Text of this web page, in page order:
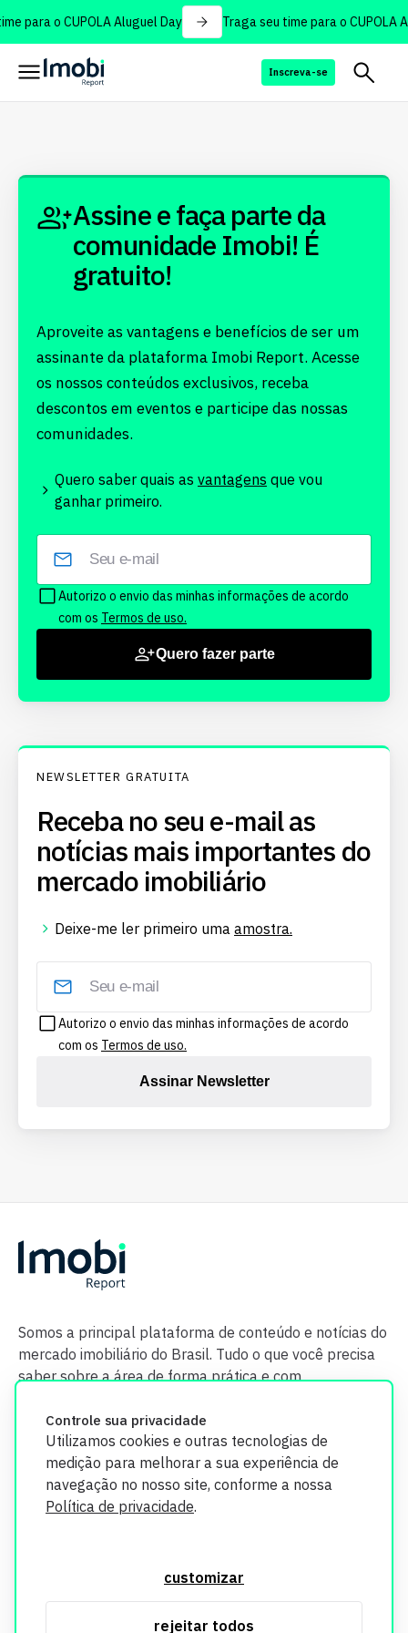
para o CUPOLA Aluguel Day Traga seu time para o CUPOLA
Inscreva-se
Controle sua privacidade
Utilizamos cookies e outras tecnologias de
medição para melhorar a sua experiência de
navegação no nosso site, conforme a nossa
Política de privacidade.
customizar
rejeitar todos
Assine e faça parte da
comunidade Imobi! É
gratuito!
Aproveite as vantagens e benefícios de ser um
assinante da plataforma Imobi Report. Acesse
os nossos conteúdos exclusivos, receba
descontos em eventos e participe das nossas
comunidades.
Quero saber quais as vantagens que vou
ganhar primeiro.
Autorizo o envio das minhas informações de acordo
com os Termos de uso.
Quero fazer parte
NEWSLETTER GRATUITA
Receba no seu e-mail as
notícias mais importantes do
mercado imobiliário
Deixe-me ler primeiro uma amostra.
Autorizo o envio das minhas informações de acordo
com os Termos de uso.
Assinar Newsletter
Somos a principal plataforma de conteúdo e notícias do
mercado imobiliário do Brasil. Tudo o que você precisa
saber sobre a área de forma prática e com
segurança. Todos os dados coletados em nosso site são
utilizados exclusivamente para fins de aprimoramento de
informações, consulte nossa Política de Privacidade.